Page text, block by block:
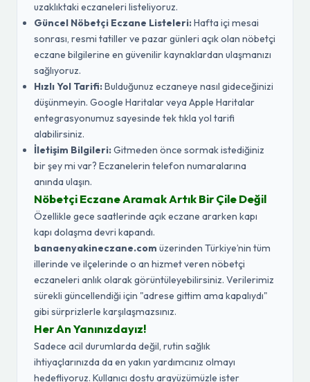
uzaklıktaki eczaneleri listeliyoruz.
Güncel Nöbetçi Eczane Listeleri:Hafta içi mesai
sonrası, resmi tatiller ve pazar günleri açık olan nöbetçi
eczane bilgilerine en güvenilir kaynaklardan ulaşmanızı
sağlıyoruz.
Hızlı Yol Tarifi:Bulduğunuz eczaneye nasıl gideceğinizi
düşünmeyin. Google Haritalar veya Apple Haritalar
entegrasyonumuz sayesinde tek tıkla yol tarifi
alabilirsiniz.
İletişim Bilgileri:Gitmeden önce sormak istediğiniz
bir şey mi var? Eczanelerin telefon numaralarına
anında ulaşın.
Nöbetçi Eczane Aramak Artık Bir Çile Değil
Özellikle gece saatlerinde açık eczane ararken kapı
kapı dolaşma devri kapandı.
banaenyakineczane.com üzerinden Türkiye’nin tüm
illerinde ve ilçelerinde o an hizmet veren nöbetçi
eczaneleri anlık olarak görüntüleyebilirsiniz. Verilerimiz
sürekli güncellendiği için "adrese gittim ama kapalıydı"
gibi sürprizlerle karşılaşmazsınız.
Her An Yanınızdayız!
Sadece acil durumlarda değil, rutin sağlık
ihtiyaçlarınızda da en yakın yardımcınız olmayı
hedefliyoruz. Kullanıcı dostu arayüzümüzle ister